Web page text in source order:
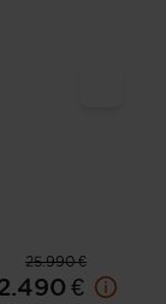
25.990 €
€